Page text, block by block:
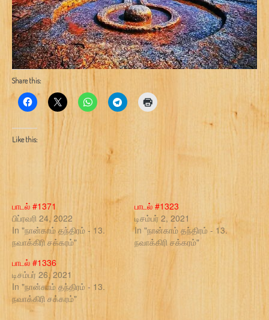
Share this:
Like this:
பாடல் #1371
பிப்ரவரி 24, 2022
In "நான்காம் தந்திரம் - 13.
நவாக்கிரி சக்கரம்"
பாடல் #1323
டிசம்பர் 2, 2021
In "நான்காம் தந்திரம் - 13.
நவாக்கிரி சக்கரம்"
பாடல் #1336
டிசம்பர் 26, 2021
In "நான்காம் தந்திரம் - 13.
நவாக்கிரி சக்கரம்"